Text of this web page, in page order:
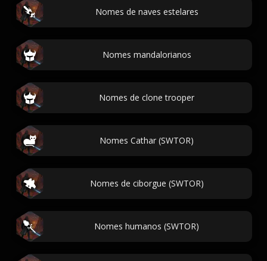
Nomes de naves estelares
Nomes mandalorianos
Nomes de clone trooper
Nomes Cathar (SWTOR)
Nomes de ciborgue (SWTOR)
Nomes humanos (SWTOR)